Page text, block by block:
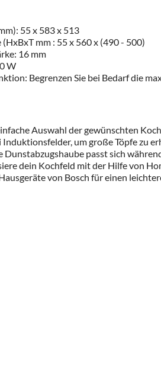
55 x 583 x 513
mm : 55 x 560 x (490 - 500)
16 mm
W
Begrenzen Sie bei Bedarf die
Auswahl der gewünschten
um große Töpfe zu
Dunstabzugshaube passt sich
dein Kochfeld mit der Hilfe von
von Bosch für einen